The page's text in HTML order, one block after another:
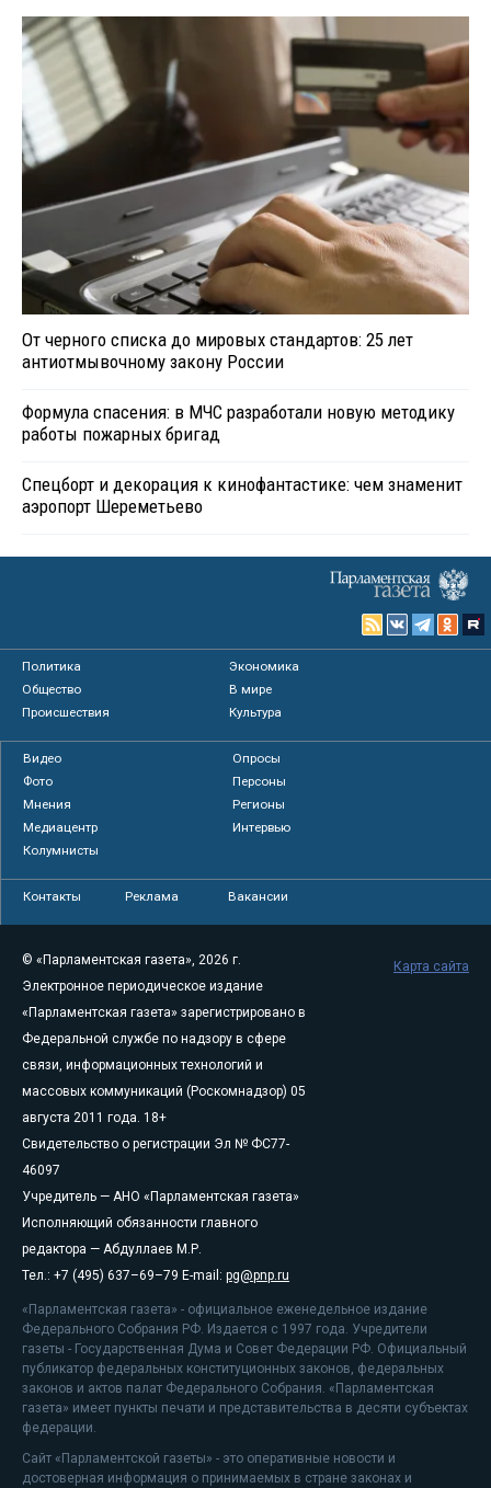
От черного списка до мировых стандартов: 25 лет
антиотмывочному закону России
Формула спасения: в МЧС разработали новую методику
работы пожарных бригад
Спецборт и декорация к кинофантастике: чем знаменит
аэропорт Шереметьево
Политика
Экономика
Общество
В мире
Происшествия
Культура
Видео
Опросы
Фото
Персоны
Мнения
Регионы
Медиацентр
Интервью
Колумнисты
Контакты Реклама Вакансии
© «Парламентская газета», 2026 г.
Электронное периодическое издание
«Парламентская газета» зарегистрировано в
Федеральной службе по надзору в сфере
связи, информационных технологий и
массовых коммуникаций (Роскомнадзор) 05
августа 2011 года. 18+
Свидетельство о регистрации Эл № ФС77-
46097
Учредитель — АНО «Парламентская газета»
Исполняющий обязанности главного
редактора — Абдуллаев М.Р.
Тел.: +7 (495) 637–69–79 E-mail: pg@pnp.ru
«Парламентская газета» - официальное еженедельное издание
Федерального Собрания РФ. Издается с 1997 года. Учредители
газеты - Государственная Дума и Совет Федерации РФ. Официальный
публикатор федеральных конституционных законов, федеральных
законов и актов палат Федерального Собрания. «Парламентская
газета» имеет пункты печати и представительства в десяти субъектах
федерации.
Сайт «Парламентской газеты» - это оперативные новости и
достоверная информация о принимаемых в стране законах и
Карта сайта